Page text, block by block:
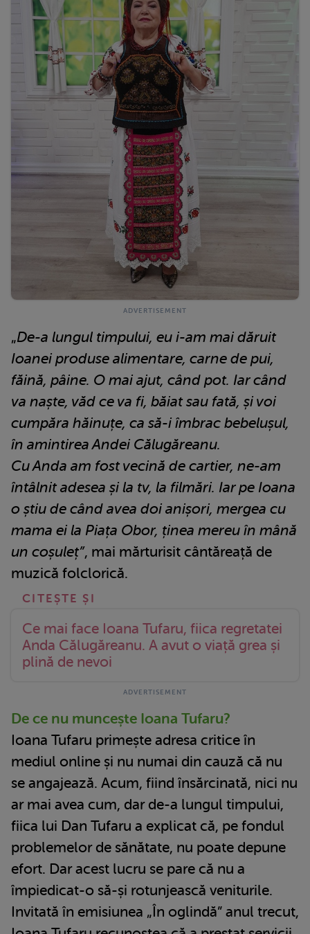
„De-a lungul timpului, eu i-am mai dăruit
Ioanei produse alimentare, carne de pui,
făină, pâine. O mai ajut, când pot. Iar când
va naște, văd ce va fi, băiat sau fată, și voi
cumpăra hăinuțe, ca să-i îmbrac bebelușul,
în amintirea Andei Călugăreanu.
Cu Anda am fost vecină de cartier, ne-am
întâlnit adesea și la tv, la filmări. Iar pe Ioana
o știu de când avea doi anișori, mergea cu
mama ei la Piața Obor, ținea mereu în mână
un coșuleț”, mai mărturisit cântăreață de
muzică folclorică.
Ce mai face Ioana Tufaru, fiica regretatei
Anda Călugăreanu. A avut o viață grea și
plină de nevoi
De ce nu muncește Ioana Tufaru?
Ioana Tufaru primește adresa critice în
mediul online și nu numai din cauză că nu
se angajează. Acum, fiind însărcinată, nici nu
ar mai avea cum, dar de-a lungul timpului,
fiica lui Dan Tufaru a explicat că, pe fondul
problemelor de sănătate, nu poate depune
efort. Dar acest lucru se pare că nu a
împiedicat-o să-și rotunjească veniturile.
Invitată în emisiunea „În oglindă” anul trecut,